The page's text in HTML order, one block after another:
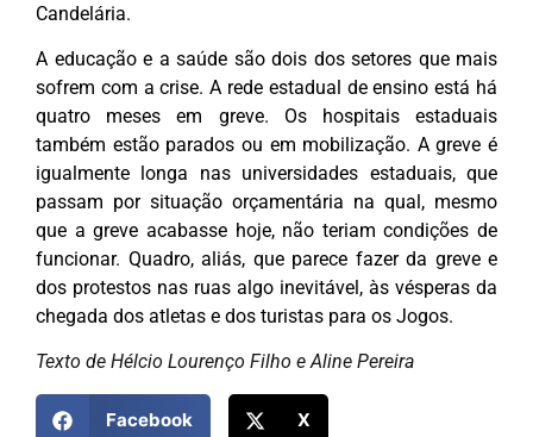
Candelária.
A educação e a saúde são dois dos setores que mais
sofrem com a crise. A rede estadual de ensino está há
quatro meses em greve. Os hospitais estaduais
também estão parados ou em mobilização. A greve é
igualmente longa nas universidades estaduais, que
passam por situação orçamentária na qual, mesmo
que a greve acabasse hoje, não teriam condições de
funcionar. Quadro, aliás, que parece fazer da greve e
dos protestos nas ruas algo inevitável, às vésperas da
chegada dos atletas e dos turistas para os Jogos.
Texto de Hélcio Lourenço Filho e Aline Pereira
Facebook X